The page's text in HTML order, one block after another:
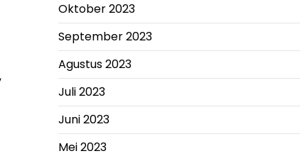
Oktober 2023
September 2023
Agustus 2023
Juli 2023
Juni 2023
Mei 2023